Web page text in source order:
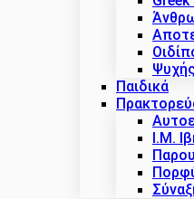
Παιδικά
Ι.Μ.